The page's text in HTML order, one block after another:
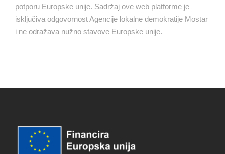
potporu Europske unije. Sadržaj ove web platforme je
isključiva odgovornost Agencije lokalne demokratije Mostar
i ne odražava nužno stavove Europske unije.